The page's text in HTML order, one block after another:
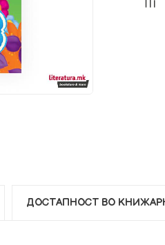
ДОСТАПНОСТ ВО